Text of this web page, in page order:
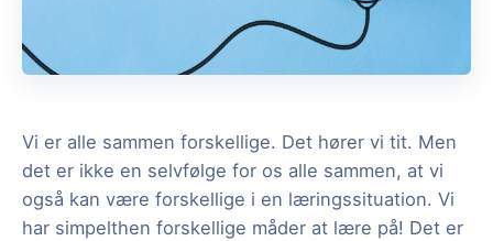
Vi er alle sammen forskellige. Det hører vi tit. Men
det er ikke en selvfølge for os alle sammen, at vi
også kan være forskellige i en læringssituation. Vi
har simpelthen forskellige måder at lære på! Det er